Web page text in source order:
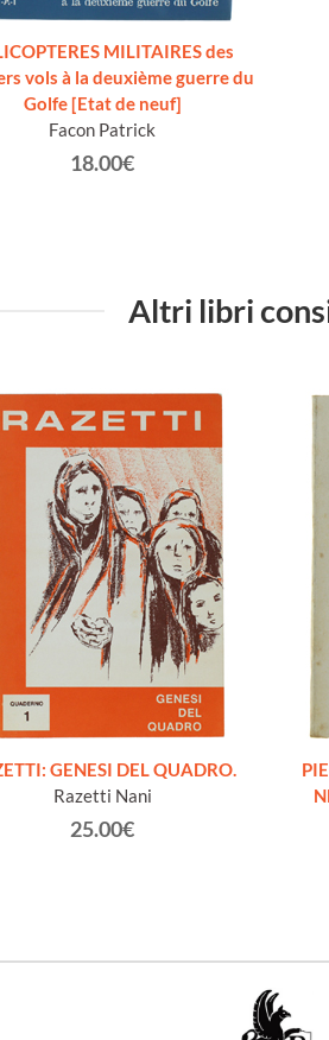
MILITAIRES des
vols à la deuxième guerre du
Golfe [Etat de neuf]
Facon Patrick
18.00€
Altri libri
GENESI DEL QUADRO.
Razetti Nani
25.00€